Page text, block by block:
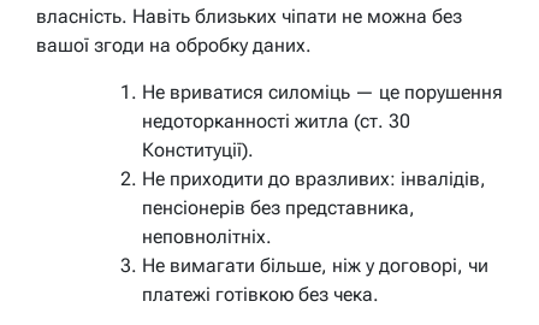
власність. Навіть близьких чіпати не можна без
вашої згоди на обробку даних.
Не вриватися силоміць — це порушення
недоторканності житла (ст. 30
Конституції).
Не приходити до вразливих: інвалідів,
пенсіонерів без представника,
неповнолітніх.
Не вимагати більше, ніж у договорі, чи
платежі готівкою без чека.